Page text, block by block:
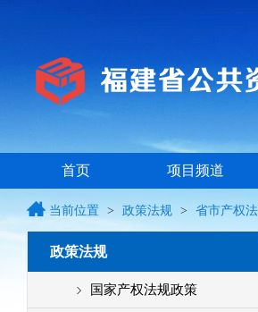
首页 项目频道
当前位置 > 政策法规 > 省市产权
政策法规
国家产权法规政策